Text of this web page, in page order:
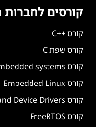
קורסים לחברות
קורס ++C
קורס שפת C
קורס Arm - Embedded systems
קורס Embedded Linux
קורס Linux Kernel and Device Drivers
קורס FreeRTOS